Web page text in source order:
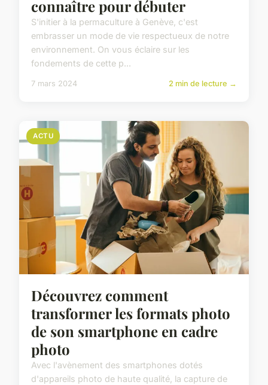
connaître pour débuter
S'initier à la permaculture à Genève, c'est
embrasser un mode de vie respectueux de notre
environnement. On vous éclaire sur les
fondements de cette p...
7 mars 2024 2 min de lecture →
ACTU
Découvrez comment
transformer les formats photo
de son smartphone en cadre
photo
Avec l'avènement des smartphones dotés
d'appareils photo de haute qualité, la capture de